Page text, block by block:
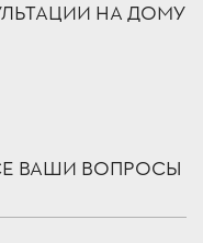
НА ДОМУ
ВАШИ ВОПРОСЫ